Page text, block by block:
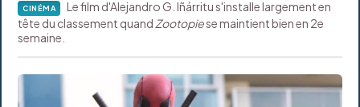
CINÉMA
Le film d'Alejandro G. Iñárritu s'installe largement en
tête du classement quand Zootopiese maintient bien en 2e
semaine.